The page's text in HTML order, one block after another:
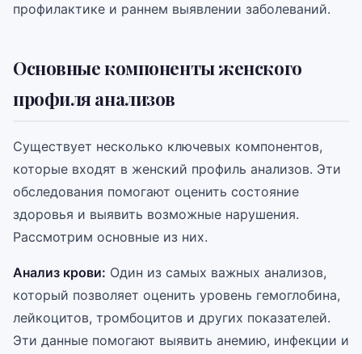
профилактике и раннем выявлении заболеваний.
Основные компоненты женского
профиля анализов
Существует несколько ключевых компонентов,
которые входят в женский профиль анализов. Эти
обследования помогают оценить состояние
здоровья и выявить возможные нарушения.
Рассмотрим основные из них.
Анализ крови: Один из самых важных анализов,
который позволяет оценить уровень гемоглобина,
лейкоцитов, тромбоцитов и других показателей.
Эти данные помогают выявить анемию, инфекции и